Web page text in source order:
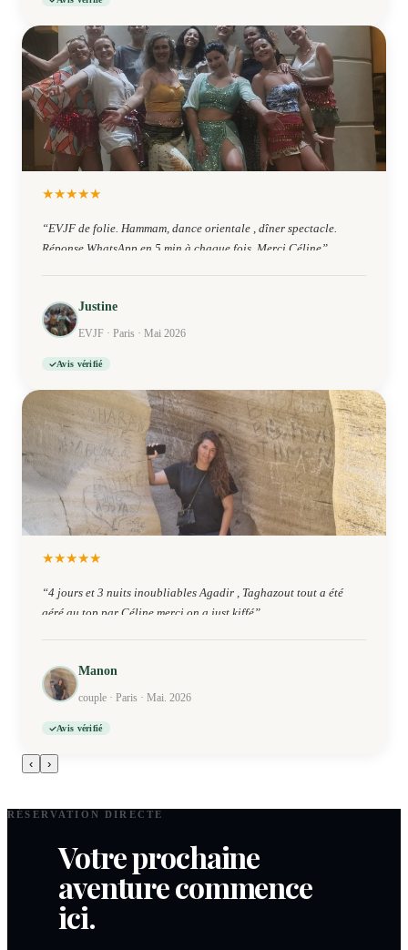
★★★★★
“EVJF de folie. Hammam, dance orientale , dîner spectacle.
Réponse WhatsApp en 5 min à chaque fois. Merci Céline”
Justine
EVJF · Paris · Mai 2026
Avis vérifié
★★★★★
“4 jours et 3 nuits inoubliables Agadir , Taghazout tout a été
géré au top par Céline merci on a just kiffé”
Manon
couple · Paris · Mai. 2026
Avis vérifié
‹ ›
RÉSERVATION DIRECTE
Votre prochaine
aventure commence
ici.